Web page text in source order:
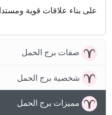
على بناء علاقات قوية
صفات برج الحمل
شخصية برج الحمل
مميزات برج الحمل